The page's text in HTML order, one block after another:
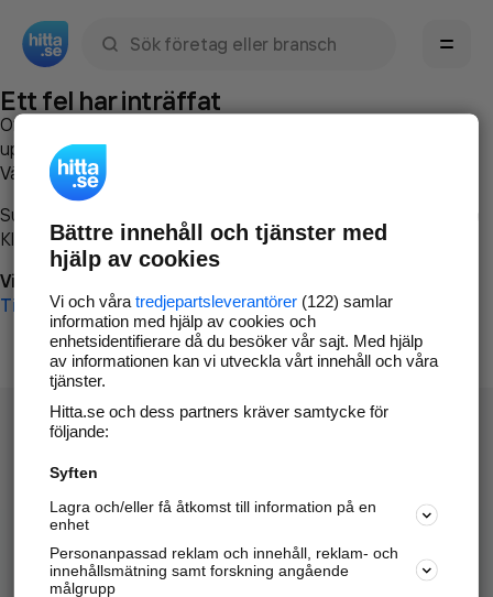
Ett fel har inträffat
Om du vill kan du
uppstod så att vi lättare och snabbare kan avhjälpa det.
Vänligen försök med följande:
Surfa till
Klicka påTillbaka-knappen i webbläsaren och försök igen
Vi beklagar besväret!
Till startsidan
Hitta.se - Gratis nummerupplysning.
Sök företag, personer och platser.
Hitta telefonnummer, adresser, företagsinfo mm.
Bättre innehåll och tjänster med
hjälp av cookies
Vi och våra tredjepartsleverantörer(122) samlar
information med hjälp av cookies och
enhetsidentifierare då du besöker vår sajt. Med hjälp
av informationen kan vi utveckla vårt innehåll och våra
tjänster.
Hitta.se och dess partners kräver samtycke för
följande:
Syften
Lagra och/eller få åtkomst till information på en
enhet
Personanpassad reklam och innehåll, reklam- och
innehållsmätning samt forskning angående
målgrupp